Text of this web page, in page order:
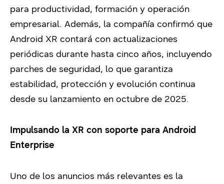
para productividad, formación y operación
empresarial. Además, la compañía confirmó que
Android XR contará con actualizaciones
periódicas durante hasta cinco años, incluyendo
parches de seguridad, lo que garantiza
estabilidad, protección y evolución continua
desde su lanzamiento en octubre de 2025.
Impulsando la XR con soporte para Android
Enterprise
Uno de los anuncios más relevantes es la